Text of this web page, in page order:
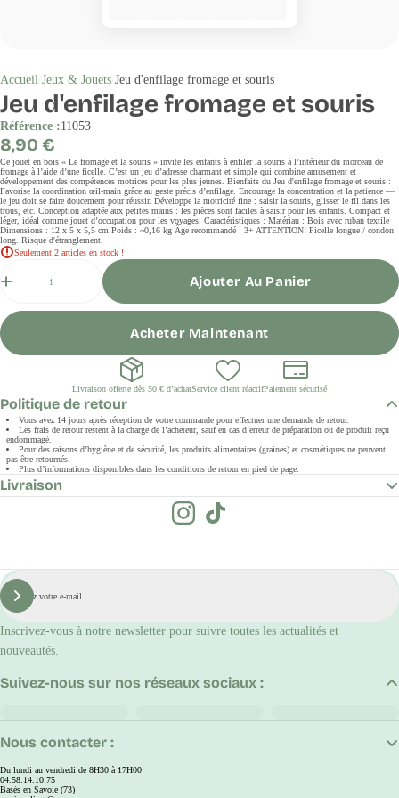
Accueil Jeux & Jouets Jeu d'enfilage fromage et souris
Jeu d'enfilage fromage et souris
Référence :11053
Prix
régulier
8,90 €
Ce jouet en bois « Le fromage et la souris » invite les enfants à enfiler la souris à l’intérieur du morceau de
fromage à l’aide d’une ficelle. C’est un jeu d’adresse charmant et simple qui combine amusement et
développement des compétences motrices pour les plus jeunes. Bienfaits du Jeu d'enfilage fromage et souris :
Favorise la coordination œil-main grâce au geste précis d’enfilage. Encourage la concentration et la patience —
le jeu doit se faire doucement pour réussir. Développe la motricité fine : saisir la souris, glisser le fil dans les
trous, etc. Conception adaptée aux petites mains : les pièces sont faciles à saisir pour les enfants. Compact et
léger, idéal comme jouet d’occupation pour les voyages. Caractéristiques : Matériau : Bois avec ruban textile
Dimensions : 12 x 5 x 5,5 cm Poids : ~0,16 kg Âge recommandé : 3+ ATTENTION! Ficelle longue / condon
long. Risque d'étranglement.
Seulement 2 articles en stock !
Ajouter Au Panier
Acheter Maintenant
Livraison offerte dès 50 € d’achatService client réactifPaiement sécurisé
Politique de retour
Vous avez 14 jours après réception de votre commande pour effectuer une demande de retour.
Les frais de retour restent à la charge de l’acheteur, sauf en cas d’erreur de préparation ou de produit reçu
endommagé.
Pour des raisons d’hygiène et de sécurité, les produits alimentaires (graines) et cosmétiques ne peuvent
pas être retournés.
Plus d’informations disponibles dans les conditions de retour en pied de page.
Livraison
E-
mail
S'inscrire
Inscrivez-vous à notre newsletter pour suivre toutes les actualités et
nouveautés.
Nous contacter :
Du lundi au vendredi de 8H30 à 17H00
04.58.14.10.75
Basés en Savoie (73)
Suivez-nous sur nos réseaux sociaux :